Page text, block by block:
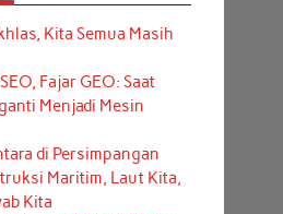
Kita Semua Masih
Fajar GEO: Saat
Menjadi Mesin
di Persimpangan
Maritim, Laut Kita,
Kita